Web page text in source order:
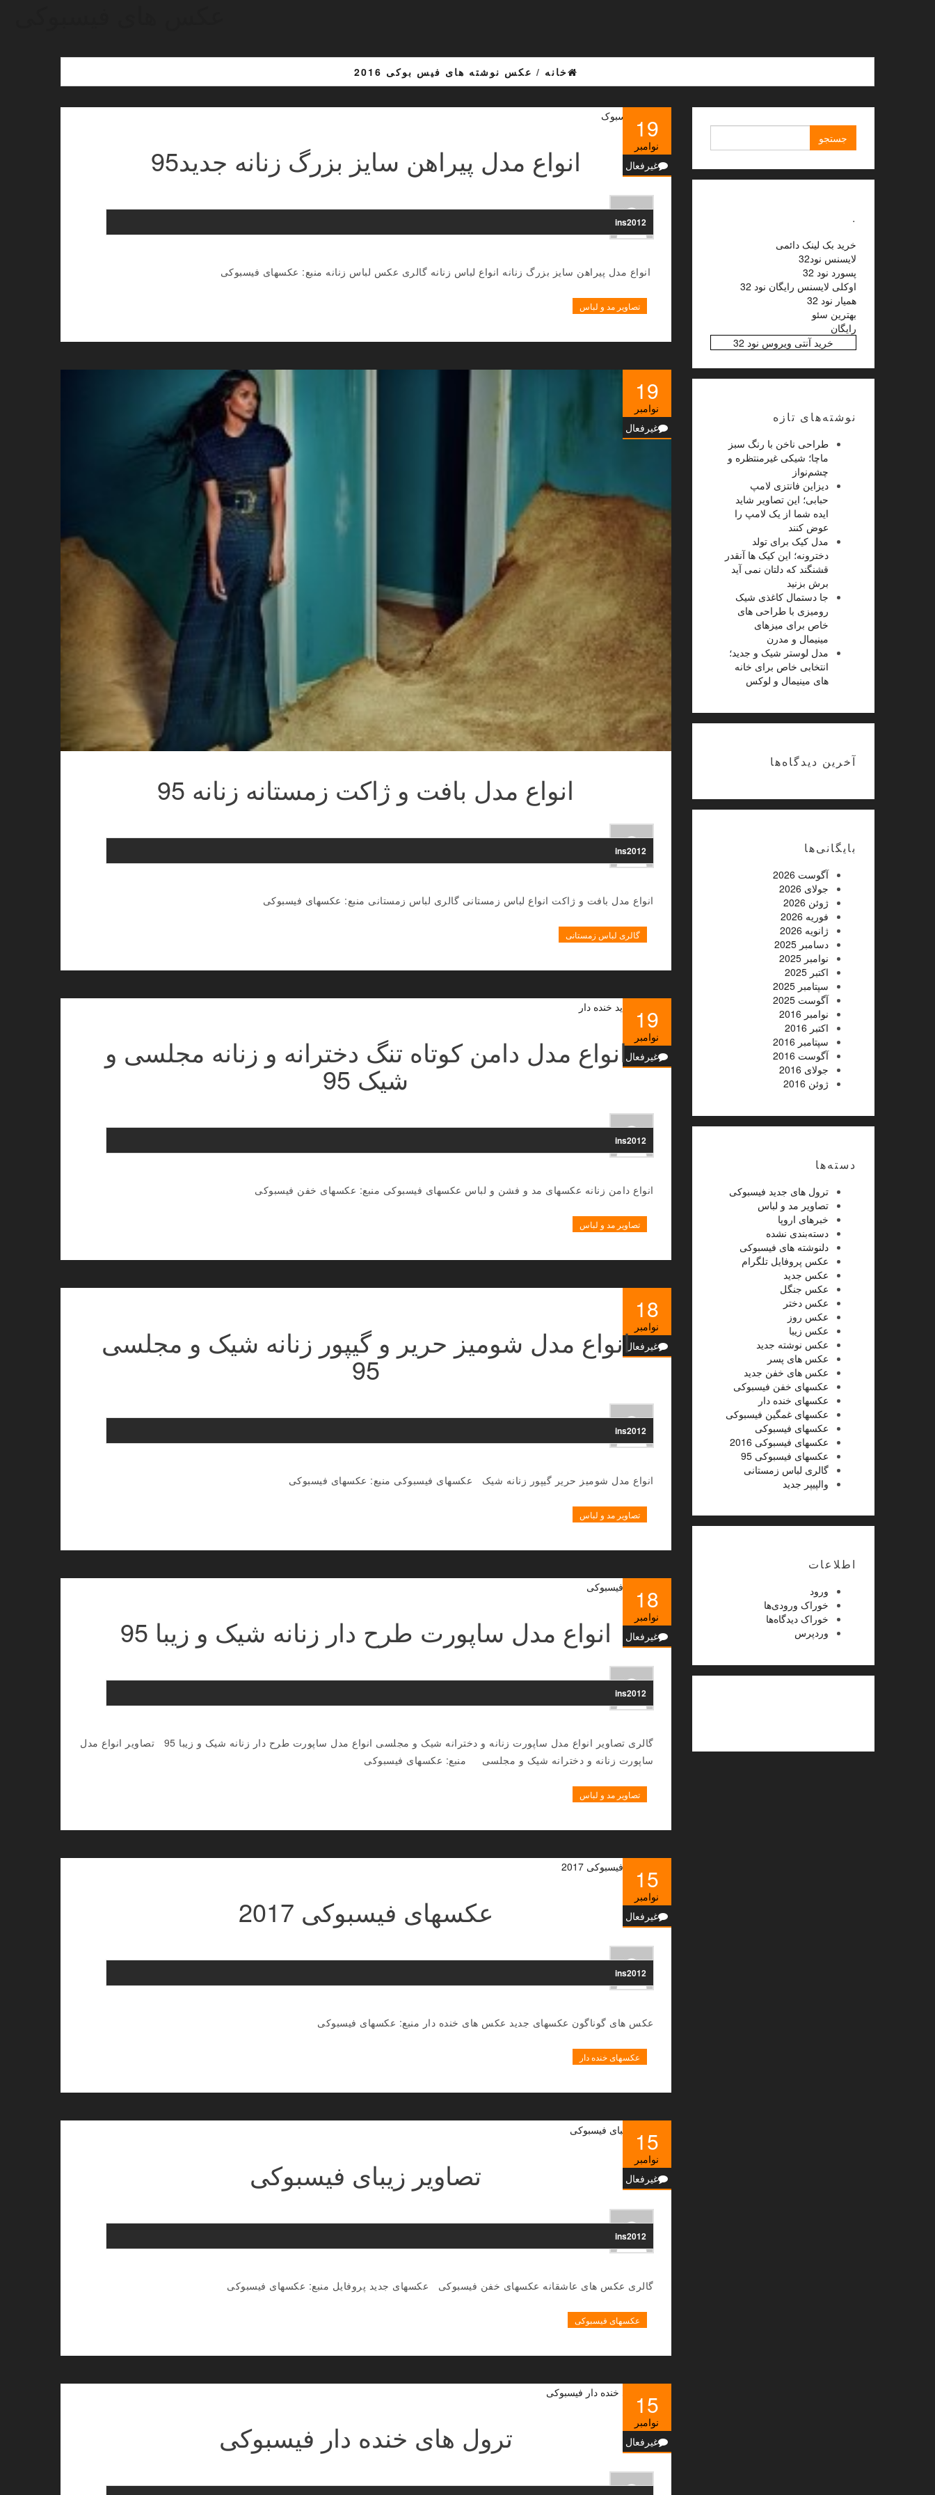
خانه / عکس نوشته های فیس بوکی 2016
19
نوامبر
غیرفعال
انواع مدل پیراهن سایز بزرگ زنانه جدید95
ins2012
انواع مدل پیراهن سایز بزرگ زنانه انواع لباس زنانه گالری عکس لباس زنانه منبع: عکسهای فیسبوکی
تصاویر مد و لباس
19
نوامبر
غیرفعال
انواع مدل بافت و ژاکت زمستانه زنانه 95
ins2012
انواع مدل بافت و ژاکت انواع لباس زمستانی گالری لباس زمستانی منبع: عکسهای فیسبوکی
گالری لباس زمستانی
19
نوامبر
غیرفعالانواع مدل دامن کوتاه تنگ دخترانه و زنانه مجلسی و
شیک 95
ins2012
انواع دامن زنانه عکسهای مد و فشن و لباس عکسهای فیسبوکی منبع: عکسهای خفن فیسبوکی
تصاویر مد و لباس
18
نوامبر
غیرفعالانواع مدل شومیز حریر و گیپور زنانه شیک و مجلسی
95
ins2012
انواع مدل شومیز حریر گیپور زنانه شیک عکسهای فیسبوکی منبع: عکسهای فیسبوکی
تصاویر مد و لباس
18
نوامبر
غیرفعال
انواع مدل ساپورت طرح دار زنانه شیک و زیبا 95
ins2012
گالری تصاویر انواع مدل ساپورت زنانه و دخترانه شیک و مجلسی انواع مدل ساپورت طرح دار زنانه شیک و زیبا 95 تصاویر انواع مدل
ساپورت زنانه و دخترانه شیک و مجلسی منبع: عکسهای فیسبوکی
تصاویر مد و لباس
15
نوامبر
غیرفعال
عکسهای فیسبوکی 2017
ins2012
عکس های گوناگون عکسهای جدید عکس های خنده دار منبع: عکسهای فیسبوکی
عکسهای خنده دار
15
نوامبر
غیرفعال
تصاویر زیبای فیسبوکی
ins2012
گالری عکس های عاشقانه عکسهای خفن فیسبوکی عکسهای جدید پروفایل منبع: عکسهای فیسبوکی
عکسهای فیسبوکی
15
نوامبر
غیرفعال
ترول های خنده دار فیسبوکی
برای:
.
خرید بک لینک دائمی
لایسنس نود32
پسورد نود 32
اوکلی لایسنس رایگان نود 32
همیار نود 32
بهترین سئو
رایگان
خرید آنتی ویروس نود 32
نوشته‌های تازه
طراحی ناخن با رنگ سبز
ماچا؛ شیکی غیرمنتظره و
چشم‌نواز
دیزاین فانتزی لامپ
حبابی؛ این تصاویر شاید
ایده شما از یک لامپ را
عوض کنند
مدل کیک برای تولد
دخترونه؛ این کیک ها آنقدر
قشنگند که دلتان نمی آید
برش بزنید
جا دستمال کاغذی شیک
رومیزی با طراحی های
خاص برای میزهای
مینیمال و مدرن
مدل لوستر شیک و جدید؛
انتخابی خاص برای خانه
های مینیمال و لوکس
آخرین دیدگاه‌ها
بایگانی‌ها
آگوست 2026
جولای 2026
ژوئن 2026
فوریه 2026
ژانویه 2026
دسامبر 2025
نوامبر 2025
اکتبر 2025
سپتامبر 2025
آگوست 2025
نوامبر 2016
اکتبر 2016
سپتامبر 2016
آگوست 2016
جولای 2016
ژوئن 2016
دسته‌ها
ترول های جدید فیسبوکی
تصاویر مد و لباس
خبرهای اروپا
دسته‌بندی نشده
دلنوشته های فیسبوکی
عکس پروفایل تلگرام
عکس جدید
عکس جنگل
عکس دختر
عکس روز
عکس زیبا
عکس نوشته جدید
عکس های پسر
عکس های خفن جدید
عکسهای خفن فیسبوکی
عکسهای خنده دار
عکسهای غمگین فیسبوکی
عکسهای فیسبوکی
عکسهای فیسبوکی 2016
عکسهای فیسبوکی 95
گالری لباس زمستانی
والپیپر جدید
اطلاعات
ورود
خوراک ورودی‌ها
خوراک دیدگاه‌ها
وردپرس